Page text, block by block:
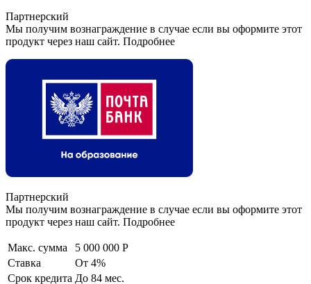
Партнерский
Мы получим вознаграждение в случае если вы оформите этот
продукт через наш сайт. Подробнее
Партнерский
Мы получим вознаграждение в случае если вы оформите этот
продукт через наш сайт. Подробнее
Макс. сумма
5 000 000 Р
Ставка
От 4%
Срок кредита До 84 мес.